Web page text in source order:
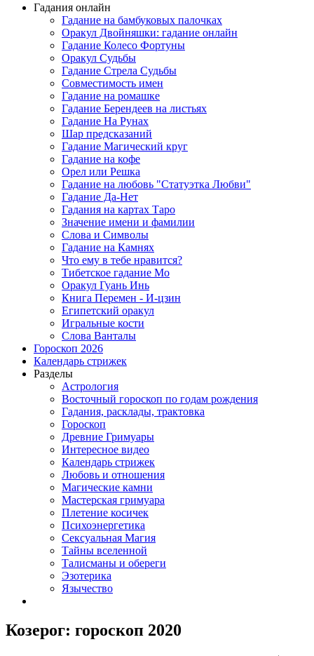
Гадания онлайн
Гадание на бамбуковых палочках
Оракул Двойняшки: гадание онлайн
Гадание Колесо Фортуны
Оракул Судьбы
Гадание Стрела Судьбы
Совместимость имен
Гадание на ромашке
Гадание Берендеев на листьях
Гадание На Рунах
Шар предсказаний
Гадание Магический круг
Гадание на кофе
Орел или Решка
Гадание на любовь "Статуэтка Любви"
Гадание Да-Нет
Гадания на картах Таро
Значение имени и фамилии
Слова и Символы
Гадание на Камнях
Что ему в тебе нравится?
Тибетское гадание Мо
Оракул Гуань Инь
Книга Перемен - И-цзин
Египетский оракул
Игральные кости
Слова Ванталы
Гороскоп 2026
Календарь стрижек
Разделы
Астрология
Восточный гороскоп по годам рождения
Гадания, расклады, трактовка
Гороскоп
Древние Гримуары
Интересное видео
Календарь стрижек
Любовь и отношения
Магические камни
Мастерская гримуара
Плетение косичек
Психоэнергетика
Сексуальная Магия
Тайны вселенной
Талисманы и обереги
Эзотерика
Язычество
Козерог: гороскоп 2020